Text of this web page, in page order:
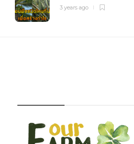
3 years ago